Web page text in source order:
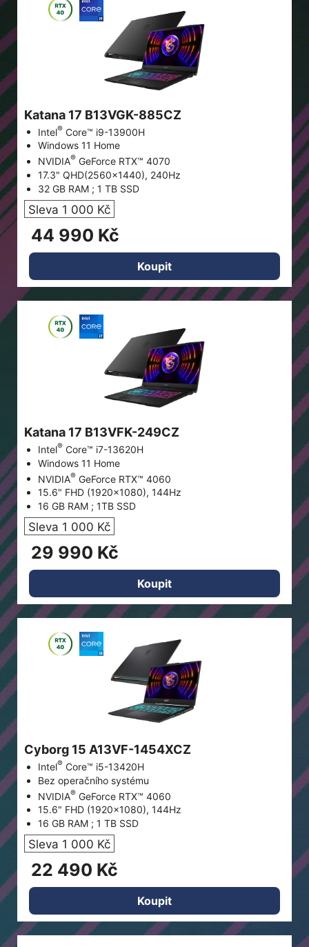
Katana 17 B13VGK-885CZ
Intel® Core™ i9-13900H
Windows 11 Home
NVIDIA® GeForce RTX™ 4070
17.3" QHD(2560x1440), 240Hz
32 GB RAM ; 1 TB SSD
Sleva 1 000 Kč
44 990 Kč
Koupit
Katana 17 B13VFK-249CZ
Intel® Core™ i7-13620H
Windows 11 Home
NVIDIA® GeForce RTX™ 4060
15.6" FHD (1920x1080), 144Hz
16 GB RAM ; 1TB SSD
Sleva 1 000 Kč
29 990 Kč
Koupit
Cyborg 15 A13VF-1454XCZ
Intel® Core™ i5-13420H
Bez operačního systému
NVIDIA® GeForce RTX™ 4060
15.6" FHD (1920x1080), 144Hz
16 GB RAM ; 1 TB SSD
Sleva 1 000 Kč
22 490 Kč
Koupit